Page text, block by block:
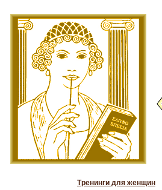
Тренинги для женщин